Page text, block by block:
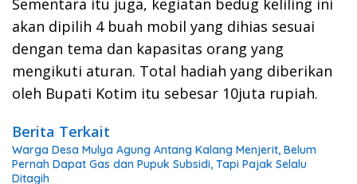
Sementara itu juga, kegiatan bedug keliling ini
akan dipilih 4 buah mobil yang dihias sesuai
dengan tema dan kapasitas orang yang
mengikuti aturan. Total hadiah yang diberikan
oleh Bupati Kotim itu sebesar 10juta rupiah.
Berita Terkait
Warga Desa Mulya Agung Antang Kalang Menjerit, Belum
Pernah Dapat Gas dan Pupuk Subsidi, Tapi Pajak Selalu
Ditagih